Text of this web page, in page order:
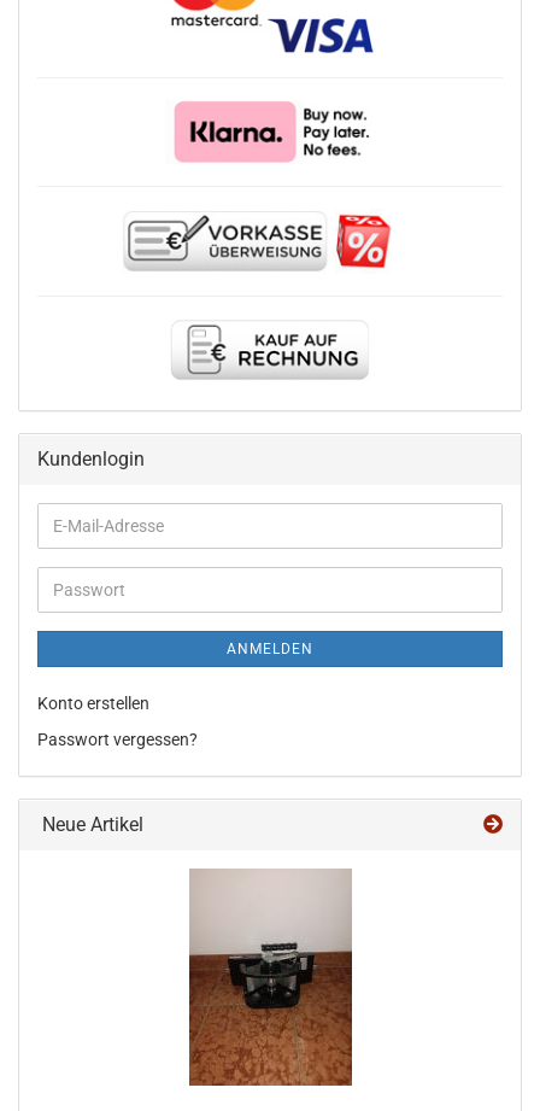
Kundenlogin
E-
Mail-
Adresse
Passwort
ANMELDEN
Konto erstellen
Passwort vergessen?
Neue Artikel